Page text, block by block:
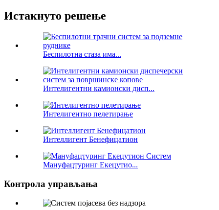
Истакнуто решење
Беспилотна стаза има...
Интелигентни камионски дисп...
Интелигентно пелетирање
Интеллигент Бенефицатион
Мануфацтуринг Екецутио...
Контрола управљања